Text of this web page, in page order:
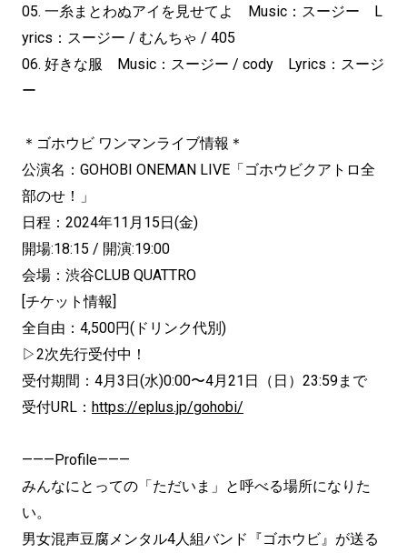
05. 一糸まとわぬアイを見せてよ Music：スージー L
yrics：スージー / むんちゃ / 405
06. 好きな服 Music：スージー / cody Lyrics：スージ
ー
＊ゴホウビ ワンマンライブ情報＊
公演名：GOHOBI ONEMAN LIVE「ゴホウビクアトロ全
部のせ！」
日程：2024年11月15日(金)
開場:18:15 / 開演:19:00
会場：渋谷CLUB QUATTRO
[チケット情報]
全自由：4,500円(ドリンク代別)
▷2次先行受付中！
受付期間：4月3日(水)0:00〜4月21日（日）23:59まで
受付URL： https://eplus.jp/gohobi/
———Profile———
みんなにとっての「ただいま」と呼べる場所になりた
い。
男女混声豆腐メンタル4人組バンド『ゴホウビ』が送る